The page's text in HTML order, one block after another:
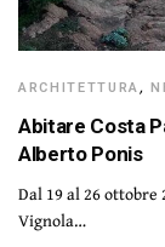
ARCHITETTURA,
Abitare Costa
Alberto Ponis
Dal 19 al 26 ottobre
Vignola…